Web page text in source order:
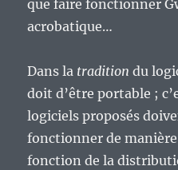
que faire fonctionner
acrobatique…
Dans la tradition du
doit d’être portable ;
logiciels proposés
fonctionner de
fonction de la